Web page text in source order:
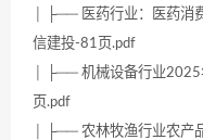
│ ├── 医药行业：医药消
信建投-81页.pdf
│ ├── 机械设备行业
页.pdf
│ ├── 农林牧渔行业农产